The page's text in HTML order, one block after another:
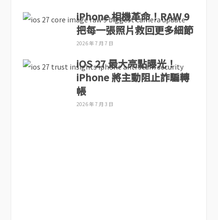
iPhone 相機革命！RAW 9
把每一張照片救回更多細節
2026 年 7 月 7 日
iOS 27 最大亮點曝光！
iPhone 將主動阻止詐騙轉
帳
2026 年 7 月 3 日